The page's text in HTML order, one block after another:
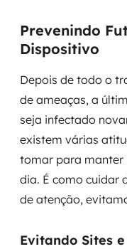
Prevenindo
Dispositivo
Depois de todo o
de ameaças, a
seja infectado
existem várias
tomar para manter
dia. É como cuidar
de atenção,
Evitando Sites